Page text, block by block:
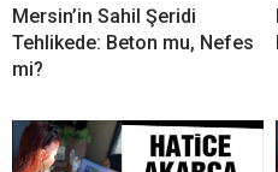
Mersin’in Sahil Şeridi
Tehlikede: Beton mu, Nefes
mi?